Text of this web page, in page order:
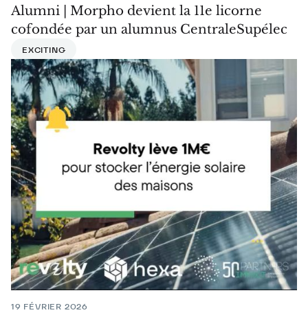
Alumni | Morpho devient la 11e licorne
cofondée par un alumnus CentraleSupélec
EXCITING
19 FÉVRIER 2026